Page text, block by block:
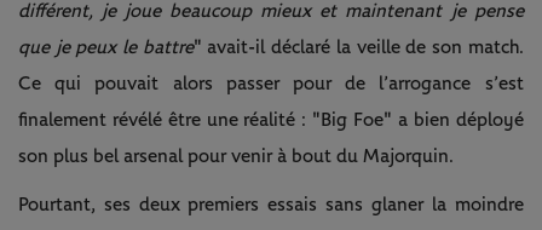
différent, je joue beaucoup mieux et maintenant je pense
que je peux le battre" avait-il déclaré la veille de son match.
Ce qui pouvait alors passer pour de l’arrogance s’est
finalement révélé être une réalité : "Big Foe" a bien déployé
son plus bel arsenal pour venir à bout du Majorquin.
Pourtant, ses deux premiers essais sans glaner la moindre